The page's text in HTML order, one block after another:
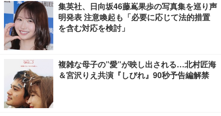
集英社、日向坂46藤嶌果歩の写真集を巡り声
明発表 注意喚起も「必要に応じて法的措置
を含む対応を検討」
複雑な母子の”愛”が映し出される…北村匠海
＆宮沢りえ共演『しびれ』90秒予告編解禁